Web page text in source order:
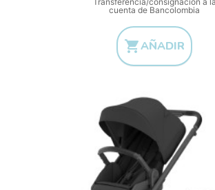
cuenta de Bancolombia
AÑADIR